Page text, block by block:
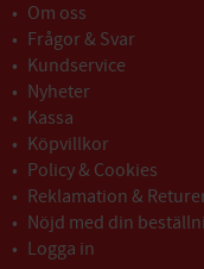
Om oss
Frågor & Svar
Kundservice
Nyheter
Kassa
Köpvillkor
Policy & Cookies
Reklamation &
Nöjd med din
Logga in